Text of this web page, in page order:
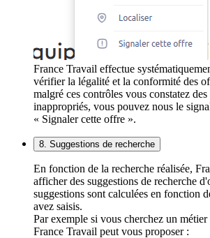
France Travail effectue
vérifier la légalité et la conformité des
malgré ces contrôles vous constatez
inappropriés, vous pouvez nous le
« Signaler cette offre ».
8. Suggestions de recherche
En fonction de la recherche réalisée,
afficher des suggestions de recherche
suggestions sont calculées en fonction
avez saisis.
Par exemple si vous cherchez un
France Travail peut vous proposer :